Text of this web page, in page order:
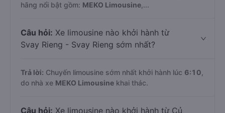
hãng nổi bật gồm: MEKO Limousine ,...
Câu hỏi: Xe limousine nào khởi hành từ
Svay Rieng - Svay Rieng sớm nhất?
Trả lời: Chuyến limousine sớm nhất khởi hành lúc 6:10
do nhà xe MEKO Limousine khai thác.
Câu hỏi: Xe limousine nào khởi hành từ Củ